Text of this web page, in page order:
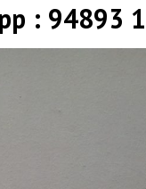
: 94893